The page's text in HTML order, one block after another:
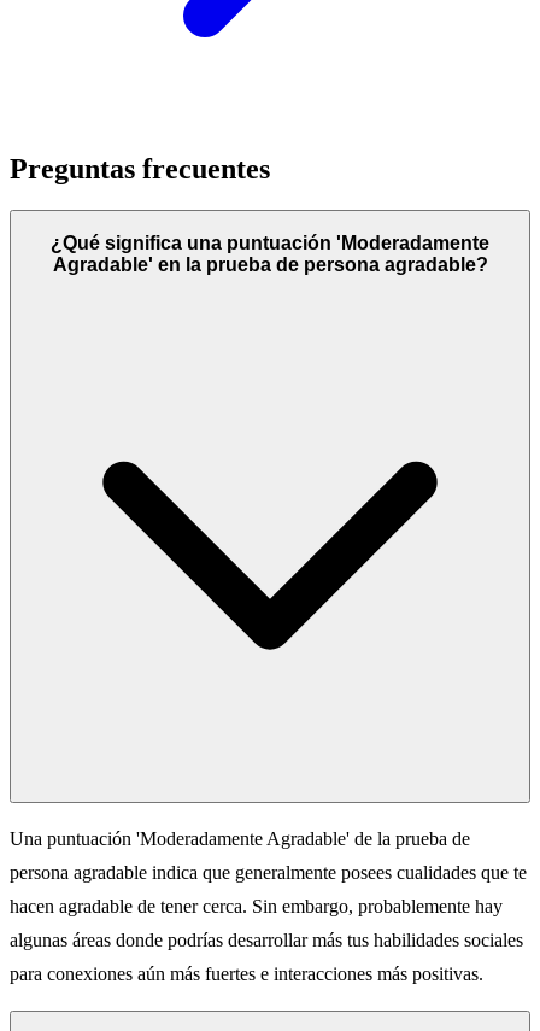
Preguntas frecuentes
¿Qué significa una puntuación 'Moderadamente
Agradable' en la prueba de persona agradable?
Una puntuación 'Moderadamente Agradable' de la prueba de
persona agradable indica que generalmente posees cualidades que te
hacen agradable de tener cerca. Sin embargo, probablemente hay
algunas áreas donde podrías desarrollar más tus habilidades sociales
para conexiones aún más fuertes e interacciones más positivas.